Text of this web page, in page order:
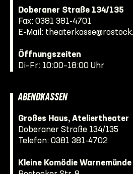
Doberaner Straße 134/135
Fax: 0381 381-4701
E-Mail:
Öffnungszeiten
Di–Fr: 10:00–18:00 Uhr
ABENDKASSEN
Großes Haus, Ateliertheater
Doberaner Straße 134/135
Telefon: 0381 381-4702
Kleine Komödie Warnemünde